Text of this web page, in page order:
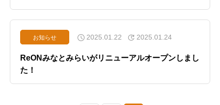
お知らせ 2025.01.22 2025.01.24
ReONみなとみらいがリニューアルオープンしまし
た！